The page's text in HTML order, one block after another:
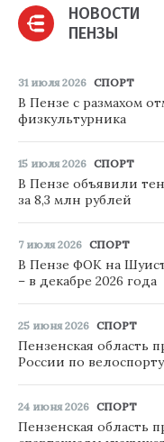
НОВОСТИ
ПЕНЗЫ
31 июля 2026 СПОРТ
В Пензе с размахом
физкультурника
15 июля 2026 СПОРТ
В Пензе объявили
за 8,3 млн рублей
7 июля 2026 СПОРТ
В Пензе ФОК на
– в декабре 2026 года
25 июня 2026 СПОРТ
Пензенская область
России по велоспорту
24 июня 2026 СПОРТ
Пензенская область